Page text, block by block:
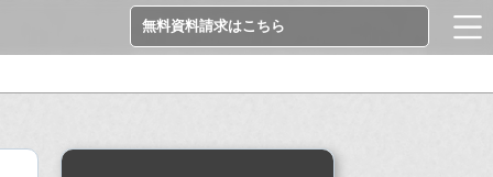
無料資料請求はこちら